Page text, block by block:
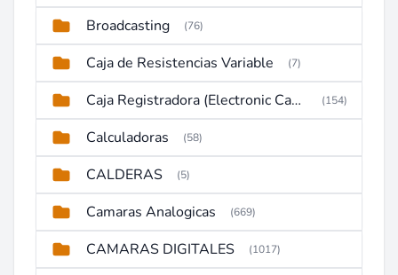
Broadcasting (76)
Caja de Resistencias Variable (7)
Caja Registradora (Electronic Cash Register) (154)
Calculadoras (58)
CALDERAS (5)
Camaras Analogicas (669)
CAMARAS DIGITALES (1017)